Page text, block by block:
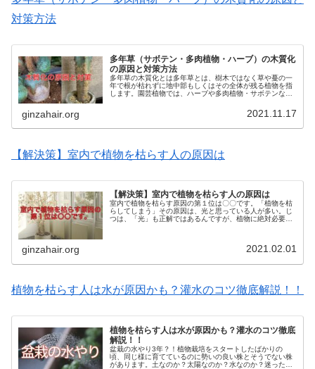
対策方法
多年草（サボテン・多肉植物・ハーブ）の木質化
の原因と対策方法
多年草の木質化とは多年草とは、樹木ではなく草や蔓の一
年で根が枯れずに地中部もしくはその全体が残る植物を指
します。園芸植物では、ハーブや多肉植物・サボテンなど
ginzahair.org 2021.11.17
【解決策】室内で植物を枯らす人の原因は
【解決策】室内で植物を枯らす人の原因は
室内で植物を枯らす原因の第１位は〇〇です。「植物を枯
らしてしまう」その原因は、光と思っている人が多い。じ
つは、「光」も正解ではあるんですが、植物に絶対必要か
ginzahair.org 2021.02.01
植物を枯らす人は水が原因かも？灌水のコツ徹底解説！！
植物を枯らす人は水が原因かも？灌水のコツ徹底
解説！！
盆栽の水やり3年？！植物栽培をスタートしたばかりの
頃、同じ様に育てているのに勢いの良い株とそうでない株
があります。土なのか？太陽なのか？水なのか？迷った